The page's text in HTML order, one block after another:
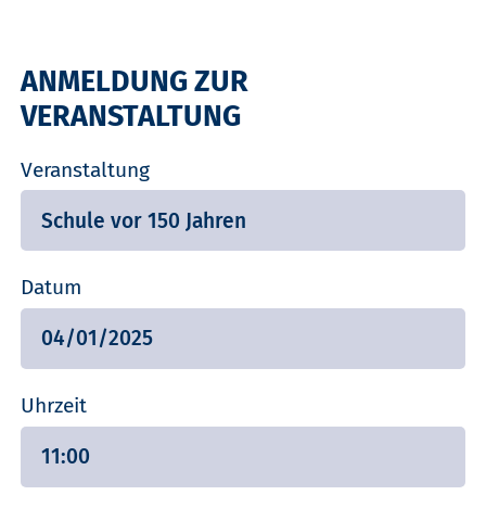
ANMELDUNG ZUR
VERANSTALTUNG
Veranstaltung
Datum
Uhrzeit